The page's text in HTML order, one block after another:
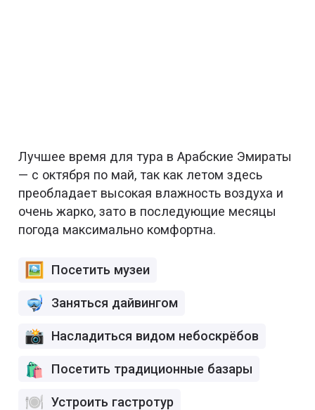
Лучшее время для тура в Арабские Эмираты
— с октября по май, так как летом здесь
преобладает высокая влажность воздуха и
очень жарко, зато в последующие месяцы
погода максимально комфортна.
Посетить музеи
Заняться дайвингом
Насладиться видом небоскрёбов
Посетить традиционные базары
Устроить гастротур